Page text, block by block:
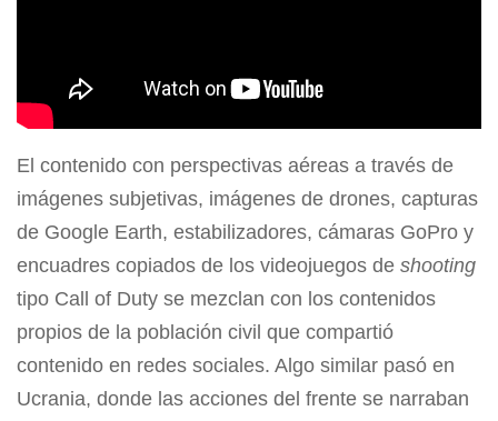
El contenido con perspectivas aéreas a través de
imágenes subjetivas, imágenes de drones, capturas
de Google Earth, estabilizadores, cámaras GoPro y
encuadres copiados de los videojuegos de shooting
tipo Call of Duty se mezclan con los contenidos
propios de la población civil que compartió
contenido en redes sociales. Algo similar pasó en
Ucrania, donde las acciones del frente se narraban